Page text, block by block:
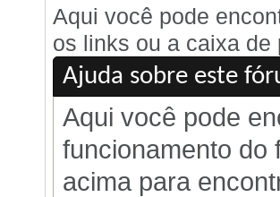
Aqui você pode
os links ou a caixa de
Ajuda sobre este
Aqui você pode
funcionamento do
acima para